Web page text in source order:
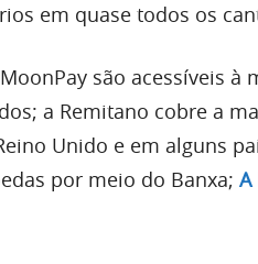
em quase todos os
são acessíveis à
a Remitano cobre a
Unido e em alguns
por meio do Banxa; A